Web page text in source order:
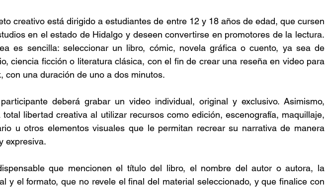
creativo está dirigido a estudiantes de entre 12 y 18 años de edad, que cursen
en el estado de Hidalgo y deseen convertirse en promotores de la lectura.
es sencilla: seleccionar un libro, cómic, novela gráfica o cuento, ya sea de
ciencia ficción o literatura clásica, con el fin de crear una reseña en video para
con una duración de uno a dos minutos.
deberá grabar un video individual, original y exclusivo. Asimismo,
total libertad creativa al utilizar recursos como edición, escenografía, maquillaje,
u otros elementos visuales que le permitan recrear su narrativa de manera
expresiva.
que mencionen el título del libro, el nombre del autor o autora, la
y el formato, que no revele el final del material seleccionado, y que finalice con